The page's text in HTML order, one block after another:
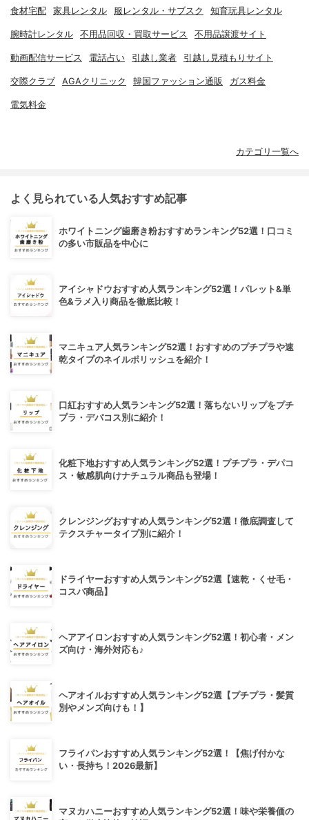
食材宅配 家具レンタル 服レンタル・サブスク 知育玩具レンタル
腕時計レンタル 不用品回収・買取サービス 不用品譲渡サイト
動画配信サービス 電話占い 引越し業者 引越し見積もりサイト
交際クラブ AGAクリニック 韓国ファッション通販 ガス料金
電気料金
カテゴリ一覧へ
よく見られている人気おすすめ記事
ホワイトニング歯磨き粉おすすめランキング52選！口コミ
の多い市販品を中心に
アイシャドウおすすめ人気ランキング52選！パレット&単
色&ラメ入り商品を徹底比較！
マニキュア人気ランキング52選！おすすめのプチプラや速
乾タイプのネイルポリッシュを紹介！
口紅おすすめ人気ランキング52選！落ちないリップをプチ
プラ・デパコス別に紹介！
化粧下地おすすめ人気ランキング52選！プチプラ・デパコ
ス・敏感肌向けナチュラル商品も登場！
クレンジングおすすめ人気ランキング52選！徹底調査して
テクスチャータイプ別に紹介！
ドライヤーおすすめ人気ランキング52選【速乾・くせ毛・
コスパ商品】
ヘアアイロンおすすめ人気ランキング52選！初心者・メン
ズ向け・海外対応も♪
ヘアオイルおすすめ人気ランキング52選【プチプラ・髪質
別やメンズ向けも！】
フライパンおすすめ人気ランキング52選！【焦げ付かな
い・長持ち！2026最新】
マヌカハニーおすすめ人気ランキング52選！味や栄養価の